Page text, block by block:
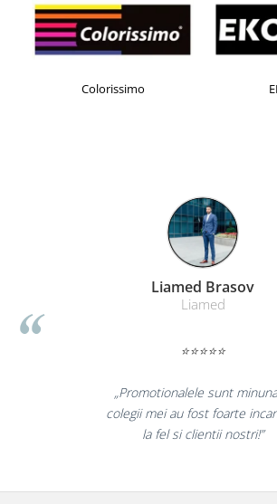
Colorissimo
Liamed Brasov
Liamed
⭐⭐⭐⭐⭐
„Promotionalele sunt
colegii mei au fost foarte
la fel si clientii nostri!”